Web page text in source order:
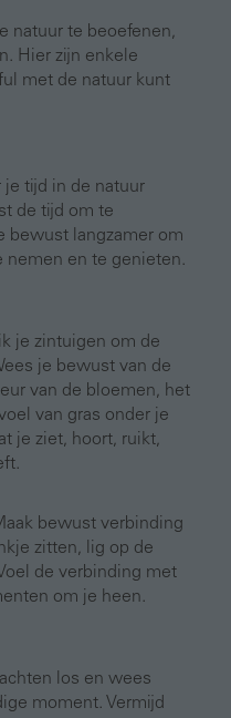
natuur te beoefenen,
Hier zijn enkele
met de natuur kunt
je tijd in de natuur
de tijd om te
bewust langzamer om
nemen en te genieten.
je zintuigen om de
je bewust van de
van de bloemen, het
van gras onder je
je ziet, hoort, ruikt,
bewust verbinding
zitten, lig op de
de verbinding met
om je heen.
los en wees
moment. Vermijd